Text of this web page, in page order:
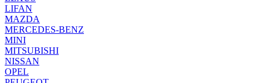
LIFAN
MAZDA
MERCEDES-BENZ
MINI
MITSUBISHI
NISSAN
OPEL